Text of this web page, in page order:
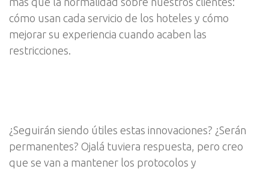
cómo usan cada servicio de los hoteles y cómo
mejorar su experiencia cuando acaben las
restricciones.
¿Seguirán siendo útiles estas innovaciones? ¿Serán
permanentes? Ojalá tuviera respuesta, pero creo
que se van a mantener los protocolos y